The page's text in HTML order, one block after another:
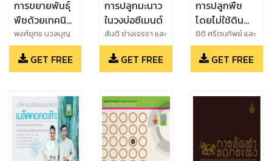
การขยายพันธุ์
พืชด้วยเทคนิค
การเพาะเลี้ยง
เนื้อเยื่อพืช
พงศ์ยุทธ นวลบุญ
เรือง และ อภิชาติ
ชิดบุรี และ พิทักษ์
พุทธวรชัย
GET FREE
การปลูกมะนาว
ในวงบ่อซีเมนต์
สันติ ช่างเจรจา และ
ชิติ ศรีตนทิพย์ และ
ยุทธนา เขาสุเมรุ
และ รุ่งนภา ช่าง
นวลบุญเรือง
GET FREE
การปลูกพืช
โดยไม่ใช้ดิน
ต้นทุนต่ำ
ชิติ ศรีตนทิพย์ และ
สันติ ช่างเจรจา และ
ยุทธนา เขาสุเมรุ
และ สัญชัย พันธ
วดี ศรีตนทิพย์ และ
GET FREE